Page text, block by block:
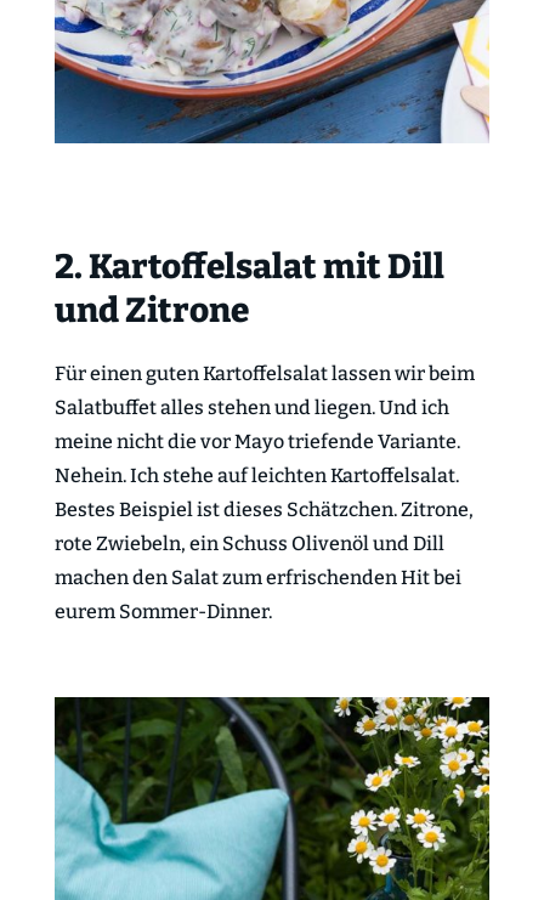
2. Kartoffelsalat mit Dill
und Zitrone
Für einen guten Kartoffelsalat lassen wir beim
Salatbuffet alles stehen und liegen. Und ich
meine nicht die vor Mayo triefende Variante.
Nehein. Ich stehe auf leichten Kartoffelsalat.
Bestes Beispiel ist dieses Schätzchen. Zitrone,
rote Zwiebeln, ein Schuss Olivenöl und Dill
machen den Salat zum erfrischenden Hit bei
eurem Sommer-Dinner.